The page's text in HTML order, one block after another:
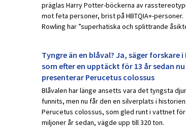
präglas Harry Potter-böckerna av
mot feta personer, brist på HBTQIA+-personer.
Rowling har ”superhatiska och splittrande
Tyngre än en blåval? Ja, säger forskare i
som efter en upptäckt för 13 år sedan nu
presenterar Perucetus colossus
Blåvalen har länge ansetts vara det tyngsta
funnits, men nu får den en silverplats i historien.
Perucetus colossus, som gled runt i vattnet
miljoner år sedan, vägde upp till 320 ton.